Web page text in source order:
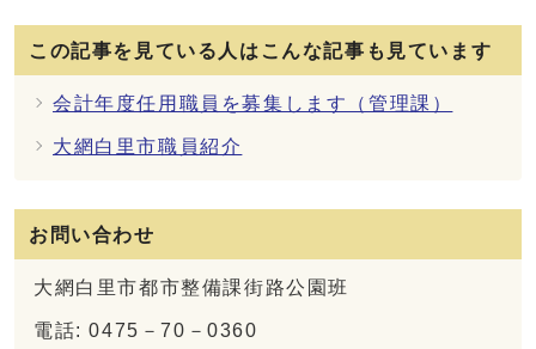
この記事を見ている人はこんな記事も見ています
会計年度任用職員を募集します（管理課）
大網白里市職員紹介
お問い合わせ
大網白里市都市整備課街路公園班
電話: 0475－70－0360